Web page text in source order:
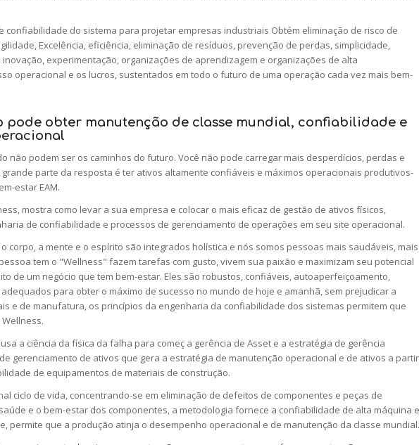
confiabilidade do sistema para projetar empresas industriais Obtém eliminação de risco de
Excelência, eficiência, eliminação de resíduos, prevenção de perdas, simplicidade,
experimentação, organizações de aprendizagem e organizações de alta
operacional e os lucros, sustentados em todo o futuro de uma operação cada vez mais bem-
pode obter manutenção de classe mundial, confiabilidade e
não podem ser os caminhos do futuro. Você não pode carregar mais desperdícios, perdas e
parte da resposta é ter ativos altamente confiáveis e máximos operacionais produtivos-
estar EAM.
mostra como levar a sua empresa e colocar o mais eficaz de gestão de ativos físicos,
de confiabilidade e processos de gerenciamento de operações em seu site operacional.
corpo, a mente e o espírito são integrados holística e nós somos pessoas mais saudáveis, mais
tem o "Wellness" fazem tarefas com gusto, vivem sua paixão e maximizam seu potencial
de um negócio que tem bem-estar. Eles são robustos, confiáveis, autoaperfeiçoamento,
para obter o máximo de sucesso no mundo de hoje e amanhã, sem prejudicar a
e de manufatura, os princípios da engenharia da confiabilidade dos sistemas permitem que
a ciência da física da falha para começ a gerência de Asset e a estratégia de gerência
gerenciamento de ativos que gera a estratégia de manutenção operacional e de ativos a partir
de equipamentos de materiais de construção.
ciclo de vida, concentrando-se em eliminação de defeitos de componentes e peças de
e o bem-estar dos componentes, a metodologia fornece a confiabilidade de alta máquina e
permite que a produção atinja o desempenho operacional e de manutenção da classe mundial.